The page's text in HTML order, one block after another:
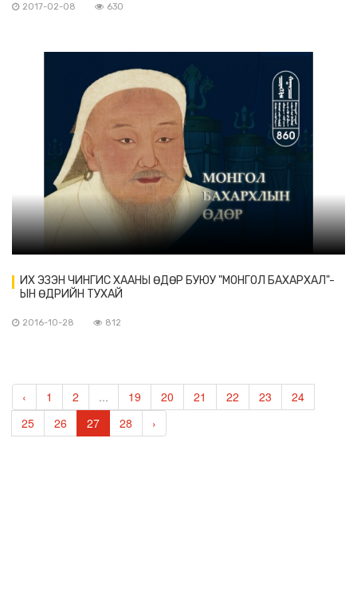
2017-02-08 630
ИХ ЭЗЭН ЧИНГИС ХААНЫ ӨДӨР БУЮУ "МОНГОЛ БАХАРХАЛ"-
ЫН ӨДРИЙН ТУХАЙ
2016-10-28 812
‹ 1 2 ... 19 20 21 22 23
24
25
26 27 28 ›